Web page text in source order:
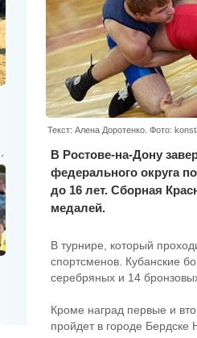
Текст: Алена Доротенко. Фото:
В Ростове-на-Дону
федерального округа
до 16 лет. Сборная
медалей.
В турнире, который
спортсменов. Кубанские
серебряных и 14
Кроме наград первые и
пройдет в городе Бердске